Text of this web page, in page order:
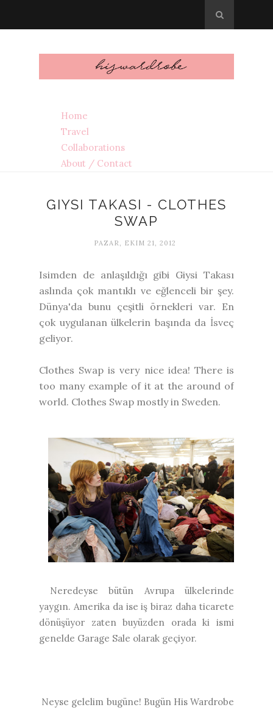
Home
Travel
Collaborations
About / Contact
GIYSI TAKASI - CLOTHES
SWAP
PAZAR, EKIM 21, 2012
Isimden de anlaşıldığı gibi Giysi Takası
aslında çok mantıklı ve eğlenceli bir şey.
Dünya'da bunu çeşitli örnekleri var. En
çok uygulanan ülkelerin başında da İsveç
geliyor.
Clothes Swap is very nice idea! There is
too many example of it at the around of
world. Clothes Swap mostly in Sweden.
Neredeyse bütün Avrupa ülkelerinde
yaygın. Amerika da ise iş biraz daha ticarete
dönüşüyor zaten buyüzden orada ki ismi
genelde Garage Sale olarak geçiyor.
Neyse gelelim bugüne! Bugün His Wardrobe